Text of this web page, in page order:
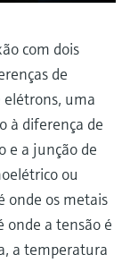
com dois
de
uma
à diferença de
e a junção de
ou
onde os metais
onde a tensão é
a temperatura